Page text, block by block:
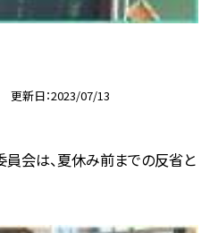
更新日 2023/07/13
員会は、夏休み前までの反省と